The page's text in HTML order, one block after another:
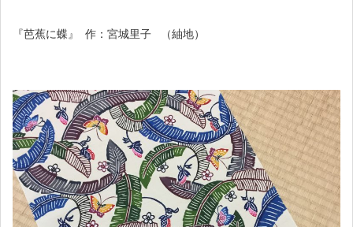
『芭蕉に蝶』 作：宮城里子 （紬地）